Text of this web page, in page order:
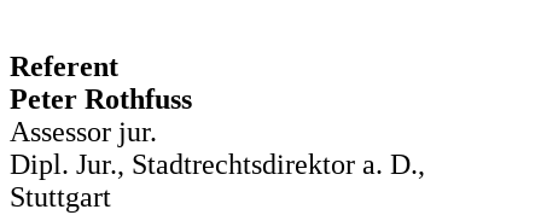
Referent
Peter Rothfuss
Assessor jur.
Dipl. Jur., Stadtrechtsdirektor a. D.,
Stuttgart